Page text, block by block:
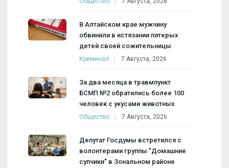
В Алтайском крае мужчину
обвинили в истязании пятерых
детей своей сожительницы
Криминал 7 Августа, 2026
За два месяца в травмпункт
БСМП №2 обратились более 100
человек с укусами животных
Общество 7 Августа, 2026
Депутат Госдумы встретился с
волонтерами группы "Домашние
супчики" в Зональном районе